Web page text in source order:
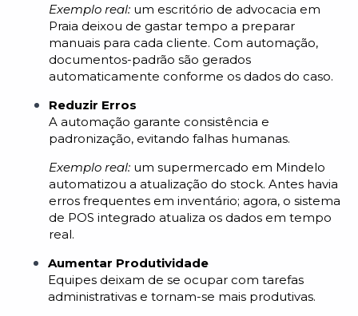
Exemplo real: um escritório de advocacia em
Praia deixou de gastar tempo a preparar
manuais para cada cliente. Com automação,
documentos-padrão são gerados
automaticamente conforme os dados do caso.
Reduzir Erros
A automação garante consistência e
padronização, evitando falhas humanas.
Exemplo real: um supermercado em Mindelo
automatizou a atualização do stock. Antes havia
erros frequentes em inventário; agora, o sistema
de POS integrado atualiza os dados em tempo
real.
Aumentar Produtividade
Equipes deixam de se ocupar com tarefas
administrativas e tornam-se mais produtivas.